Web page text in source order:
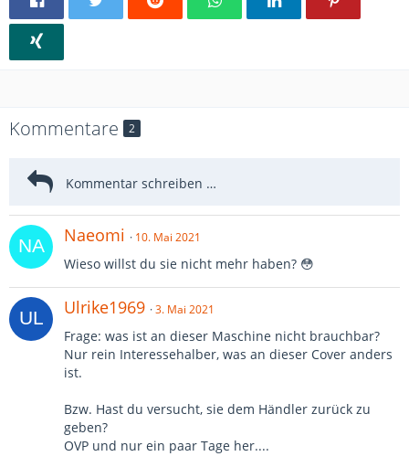
Kommentare 2
Naeomi 10. Mai 2021
Wieso willst du sie nicht mehr haben? 😳
Ulrike1969 3. Mai 2021
Frage: was ist an dieser Maschine nicht brauchbar?
Nur rein Interessehalber, was an dieser Cover anders
ist.
Bzw. Hast du versucht, sie dem Händler zurück zu
geben?
OVP und nur ein paar Tage her....